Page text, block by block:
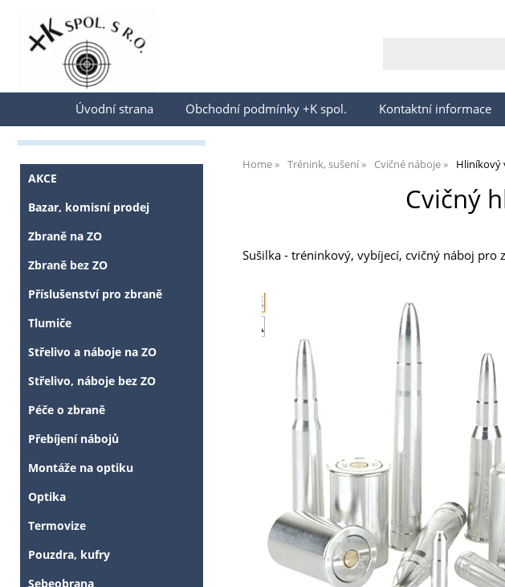
Přihlásit se
Úvodní strana Obchodní podmínky +K spol. Kontaktní informace
Home Trénink, sušení Cvičné náboje Hliníkový
Cvičný
Sušilka - tréninkový, vybíjecí, cvičný náboj
AKCE
Bazar, komisní prodej
Zbraně na ZO
Zbraně bez ZO
Příslušenství pro zbraně
Tlumiče
Střelivo a náboje na ZO
Střelivo, náboje bez ZO
Péče o zbraně
Přebíjení nábojů
Montáže na optiku
Optika
Termovize
Pouzdra, kufry
Sebeobrana